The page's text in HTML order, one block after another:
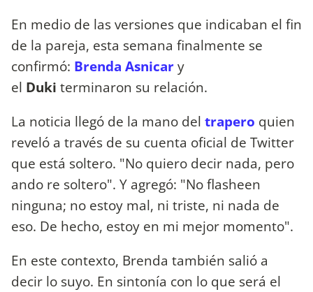
En medio de las versiones que indicaban el fin
de la pareja, esta semana finalmente se
confirmó: Brenda Asnicary
el Duki terminaron su relación.
La noticia llegó de la mano del trapero quien
reveló a través de su cuenta oficial de Twitter
que está soltero. "No quiero decir nada, pero
ando re soltero". Y agregó: "No flasheen
ninguna; no estoy mal, ni triste, ni nada de
eso. De hecho, estoy en mi mejor momento".
En este contexto, Brenda también salió a
decir lo suyo. En sintonía con lo que será el